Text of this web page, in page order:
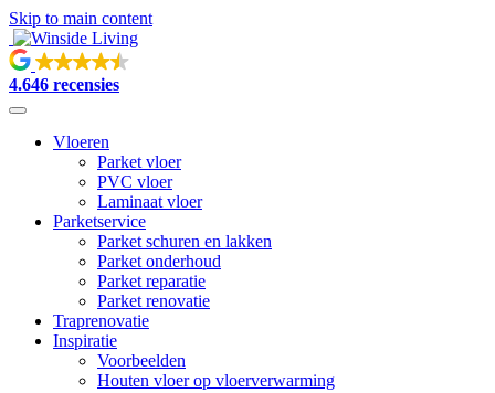
Skip to main content
4.646 recensies
Vloeren
Parket vloer
PVC vloer
Laminaat vloer
Parketservice
Parket schuren en lakken
Parket onderhoud
Parket reparatie
Parket renovatie
Traprenovatie
Inspiratie
Voorbeelden
Houten vloer op vloerverwarming